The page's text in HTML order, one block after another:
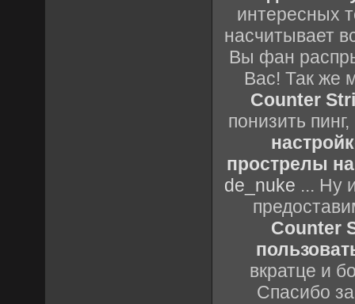
интересных
насчитывает
Вы фан
Вас! Так же
Counter
понизить
прострелы
de_nuke ... Ну
Counter
вкратце и
Спасибо